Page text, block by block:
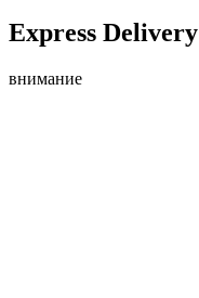
Express Delivery
внимание